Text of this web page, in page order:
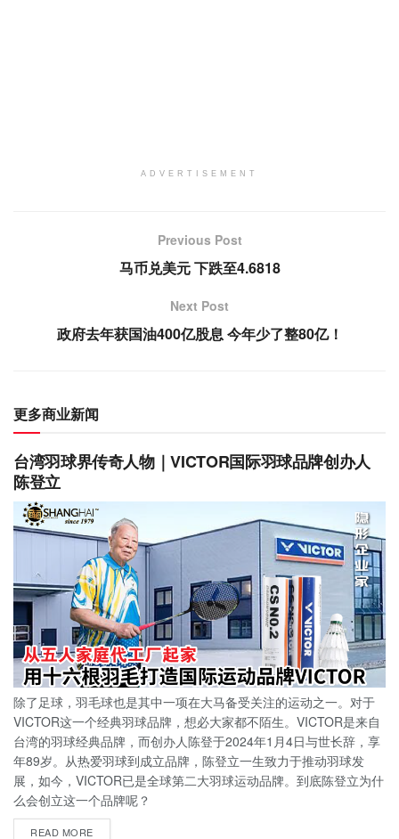
ADVERTISEMENT
Previous Post
马币兑美元 下跌至4.6818
Next Post
政府去年获国油400亿股息 今年少了整80亿！
更多商业新闻
台湾羽球界传奇人物｜VICTOR国际羽球品牌创办人
陈登立
除了足球，羽毛球也是其中一项在大马备受关注的运动之一。对于
VICTOR这一个经典羽球品牌，想必大家都不陌生。VICTOR是来自
台湾的羽球经典品牌，而创办人陈登于2024年1月4日与世长辞，享
年89岁。从热爱羽球到成立品牌，陈登立一生致力于推动羽球发
展，如今，VICTOR已是全球第二大羽球运动品牌。到底陈登立为什
么会创立这一个品牌呢？
READ MORE